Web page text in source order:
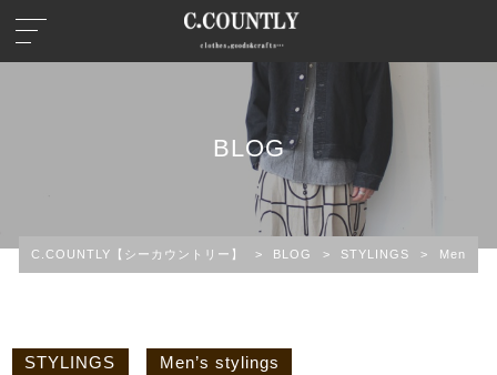
BLOG
C.COUNTLY【シーカウントリー】 > BLOG > STYLINGS > Men’s
STYLINGS Men’s stylings